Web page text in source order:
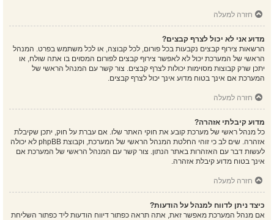
חזרה למעלה
מדוע אני לא יכול לצרף קבצים?
הרשאות צירוף קבצים נקבעות בכל פורום, לכל קבוצה, או לכל משתמש בפרט. המנהל
הראשי של המערכת יכול לא לאפשר צירוף קבצים לפורום המסוים בו אתה שולח, או
יתכן שרק קבוצות מסוימות יכולות לצרף קבצים. צור קשר עם המנהל הראשי של
המערכת אם אינך בטוח מדוע אינך יכול לצרף קבצים.
חזרה למעלה
מדוע קיבלתי אזהרה?
כל מנהל ראשי של מערכת קובע את חוקי האתר שלו. אם עברת על חוק, יתכן שקיבלת
אזהרה. שים לב כי זוהי החלטת המנהל הראשי של המערכת, וקבוצת phpBB לא יכולה
לעשות דבר עם האזהרות באתר הנתון. צור קשר עם המנהל הראשי של המערכת אם
אינך בטוח מדוע קיבלת אזהרה.
חזרה למעלה
כיצד ניתן לדווח למנהל על הודעות?
אם מנהל המערכת מאפשר זאת, אתה תראה כפתור דיווח הודעות ליד כפתור השליחת